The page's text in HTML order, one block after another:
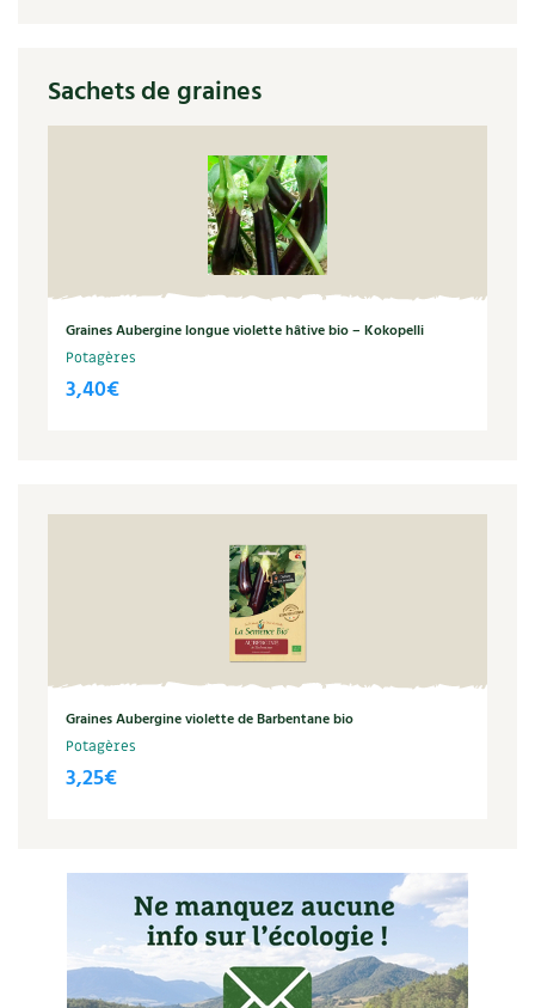
Sachets de graines
Graines Aubergine longue violette hâtive bio – Kokopelli
Potagères
3,40€
Graines Aubergine violette de Barbentane bio
Potagères
3,25€